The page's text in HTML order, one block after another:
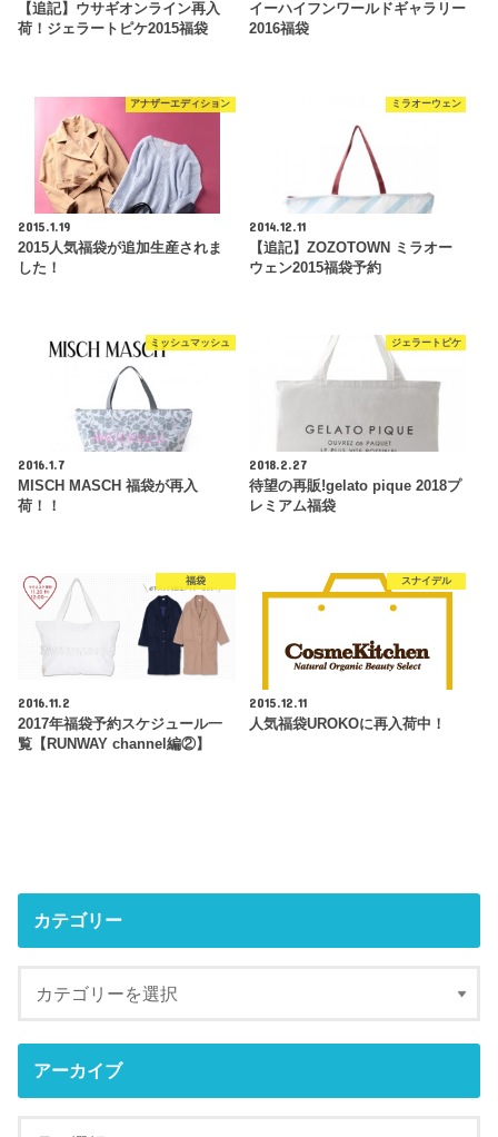
【追記】ウサギオンライン再入
荷！ジェラートピケ2015福袋
イーハイフンワールドギャラリー
2016福袋
アナザーエディション
2015.1.19
2015人気福袋が追加生産されま
した！
ミラオーウェン
2014.12.11
【追記】ZOZOTOWN ミラオー
ウェン2015福袋予約
ミッシュマッシュ
2016.1.7
MISCH MASCH 福袋が再入
荷！！
ジェラートピケ
2018.2.27
待望の再販!gelato pique 2018プ
レミアム福袋
福袋
2016.11.2
2017年福袋予約スケジュール一
覧【RUNWAY channel編②】
スナイデル
2015.12.11
人気福袋UROKOに再入荷中！
カテゴリー
アーカイブ